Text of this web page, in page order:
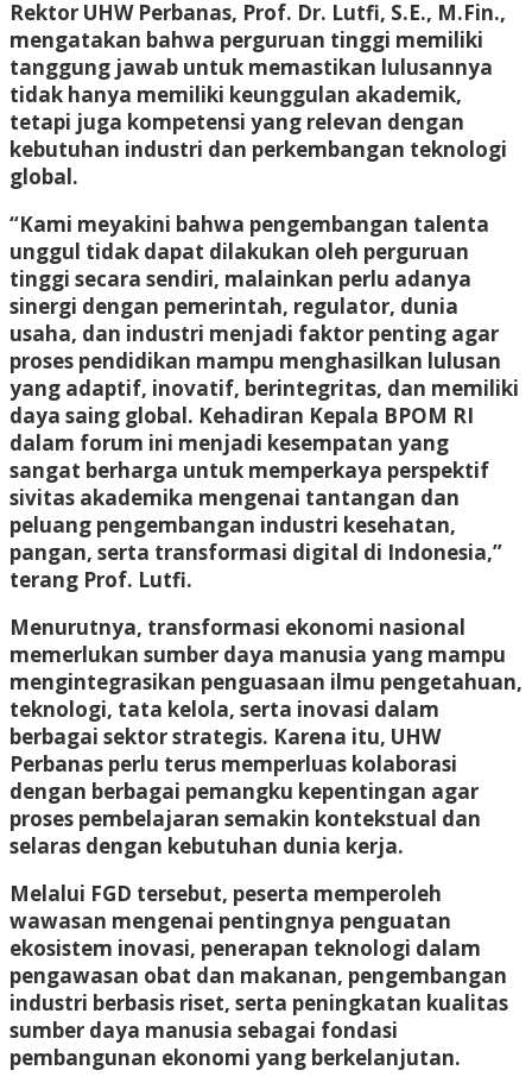
Rektor UHW Perbanas, Prof. Dr. Lutfi, S.E., M.Fin.,
mengatakan bahwa perguruan tinggi memiliki
tanggung jawab untuk memastikan lulusannya
tidak hanya memiliki keunggulan akademik,
tetapi juga kompetensi yang relevan dengan
kebutuhan industri dan perkembangan teknologi
global.
“Kami meyakini bahwa pengembangan talenta
unggul tidak dapat dilakukan oleh perguruan
tinggi secara sendiri, malainkan perlu adanya
sinergi dengan pemerintah, regulator, dunia
usaha, dan industri menjadi faktor penting agar
proses pendidikan mampu menghasilkan lulusan
yang adaptif, inovatif, berintegritas, dan memiliki
daya saing global. Kehadiran Kepala BPOM RI
dalam forum ini menjadi kesempatan yang
sangat berharga untuk memperkaya perspektif
sivitas akademika mengenai tantangan dan
peluang pengembangan industri kesehatan,
pangan, serta transformasi digital di Indonesia,”
terang Prof. Lutfi.
Menurutnya, transformasi ekonomi nasional
memerlukan sumber daya manusia yang mampu
mengintegrasikan penguasaan ilmu pengetahuan,
teknologi, tata kelola, serta inovasi dalam
berbagai sektor strategis. Karena itu, UHW
Perbanas perlu terus memperluas kolaborasi
dengan berbagai pemangku kepentingan agar
proses pembelajaran semakin kontekstual dan
selaras dengan kebutuhan dunia kerja.
Melalui FGD tersebut, peserta memperoleh
wawasan mengenai pentingnya penguatan
ekosistem inovasi, penerapan teknologi dalam
pengawasan obat dan makanan, pengembangan
industri berbasis riset, serta peningkatan kualitas
sumber daya manusia sebagai fondasi
pembangunan ekonomi yang berkelanjutan.